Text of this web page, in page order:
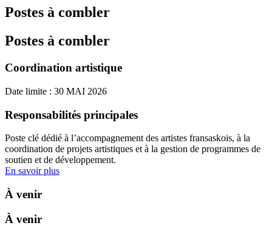
Postes à combler
Postes à combler
Coordination artistique
Date limite : 30 MAI 2026
Responsabilités principales
Poste clé dédié à l’accompagnement des artistes fransaskois, à la
coordination de projets artistiques et à la gestion de programmes de
soutien et de développement.
En savoir plus
À venir
À venir